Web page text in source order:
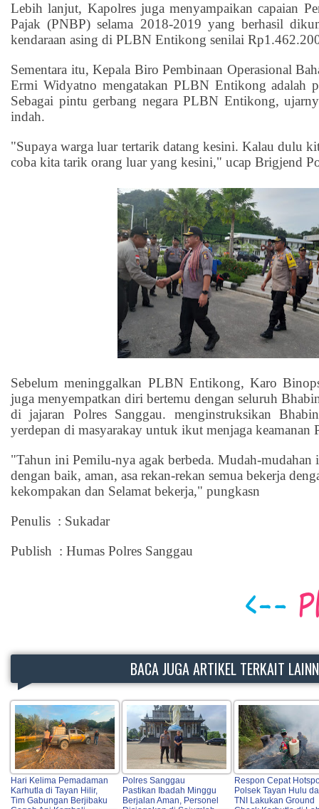
Lebih lanjut, Kapolres juga menyampaikan capaian
Pajak (PNBP) selama 2018-2019 yang berhasil
kendaraan asing di PLBN Entikong senilai
Sementara itu, Kepala Biro Pembinaan Operasional
Ermi Widyatno mengatakan PLBN Entikong adalah
Sebagai pintu gerbang negara PLBN Entikong,
indah.
"Supaya warga luar tertarik datang kesini. Kalau dulu
coba kita tarik orang luar yang kesini," ucap Brigjend
Sebelum meninggalkan PLBN Entikong, Karo
juga menyempatkan diri bertemu dengan seluruh
di jajaran Polres Sanggau. menginstruksikan
yerdepan di masyarakay untuk ikut menjaga keamanan
"Tahun ini Pemilu-nya agak berbeda. Mudah-mudahan
dengan baik, aman, asa rekan-rekan semua bekerja
kekompakan dan Selamat bekerja," pungkasn
Penulis : Sukadar
Publish : Humas Polres Sanggau
BACA JUGA ARTIKEL TERKAIT
Hari Kelima Pemadaman
Karhutla di Tayan Hilir,
Tim Gabungan Berjibaku
Polres Sanggau
Pastikan Ibadah Minggu
Berjalan Aman, Personel
Respon Cepat
Polsek Tayan Hulu
TNI Lakukan Ground